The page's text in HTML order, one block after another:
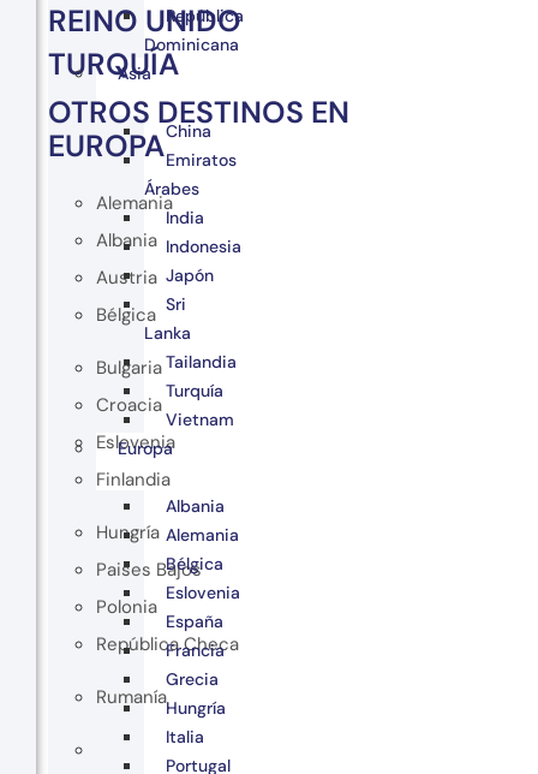
REINO UNIDO
TURQUÍA
OTROS DESTINOS EN
EUROPA
Alemania
Albania
Austria
Bélgica
Bulgaria
Croacia
Eslovenia
Finlandia
Hungría
Paises Bajos
Polonia
República Checa
Rumanía
República
Dominicana
Asia
China
Emiratos
Árabes
India
Indonesia
Japón
Sri
Lanka
Tailandia
Turquía
Vietnam
Europa
Albania
Alemania
Bélgica
Eslovenia
España
Francia
Grecia
Hungría
Italia
Portugal